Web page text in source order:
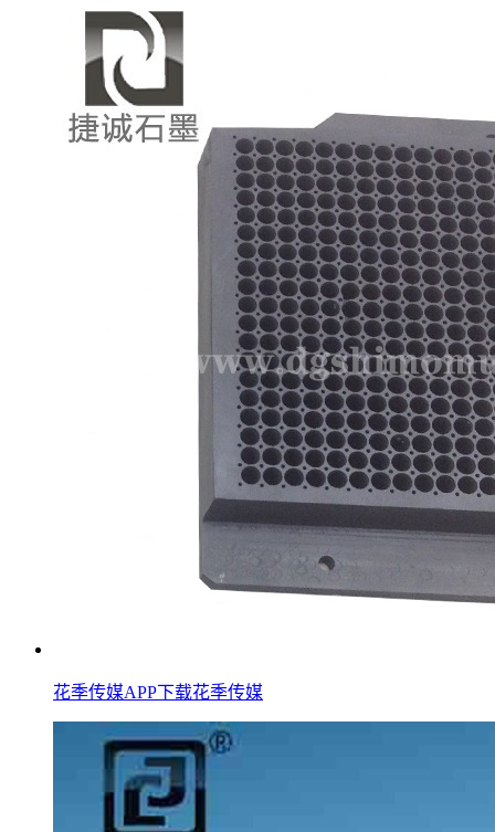
花季传媒APP下载花季传媒